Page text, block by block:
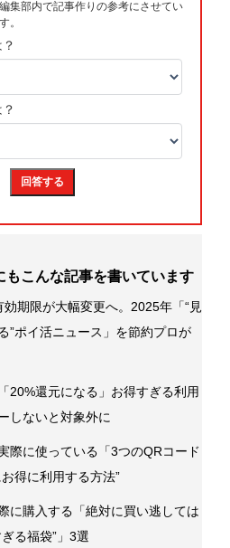
もこんな記事を書いています
効期限が大幅変更へ。2025年「“見
”ポイ活ニュース」を節約プロが
20%還元になる」お得すぎる利用
しないと対象外に
際に使っている「3つのQRコード
得に利用する方法”
に購入する「絶対に買い逃しては
る福袋”」3選